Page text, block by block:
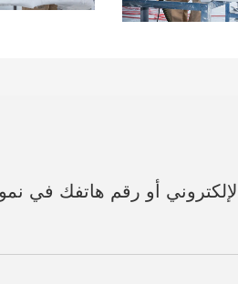
أو رقم هاتفك في